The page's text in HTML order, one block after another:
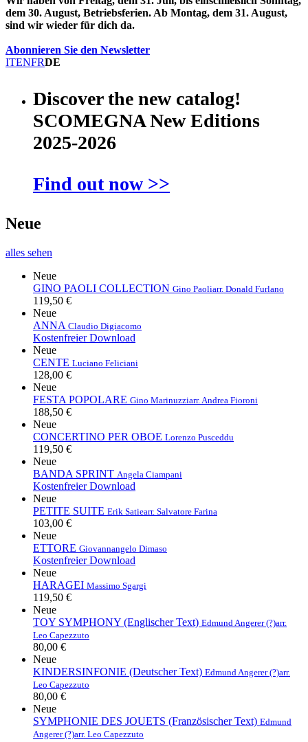
dem 30. August, Betriebsferien. Ab Montag, dem 31. August,
sind wir wieder für dich da.
Abonnieren Sie den Newsletter
ITENFRDE
Discover the new catalog!
SCOMEGNA New Editions
2025-2026
Find out now >>
Neue
alles sehen
Neue
GINO PAOLI COLLECTION Gino Paoliarr. Donald Furlano
119,50 €
Neue
ANNA Claudio Digiacomo
Kostenfreier Download
Neue
CENTE Luciano Feliciani
128,00 €
Neue
FESTA POPOLARE Gino Marinuzziarr. Andrea Fioroni
188,50 €
Neue
CONCERTINO PER OBOE Lorenzo Pusceddu
119,50 €
Neue
BANDA SPRINT Angela Ciampani
Kostenfreier Download
Neue
PETITE SUITE Erik Satiearr. Salvatore Farina
103,00 €
Neue
ETTORE Giovannangelo Dimaso
Kostenfreier Download
Neue
HARAGEI Massimo Sgargi
119,50 €
Neue
TOY SYMPHONY (Englischer Text) Edmund Angerer (?)arr.
Leo Capezzuto
80,00 €
Neue
KINDERSINFONIE (Deutscher Text) Edmund Angerer (?)arr.
Leo Capezzuto
80,00 €
Neue
SYMPHONIE DES JOUETS (Französischer Text) Edmund
Angerer (?)arr. Leo Capezzuto